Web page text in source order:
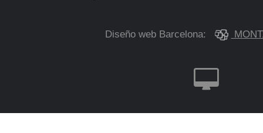
Diseño web Barcelona: